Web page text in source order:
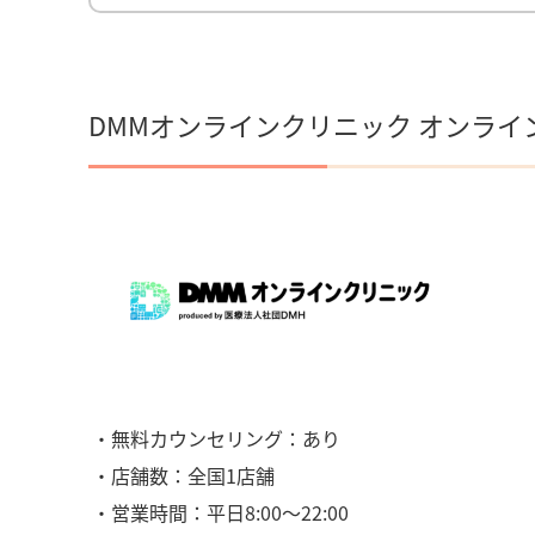
DMMオンラインクリニック オンライ
・無料カウンセリング：あり
・店舗数：全国1店舗
・営業時間：平日8:00〜22:00